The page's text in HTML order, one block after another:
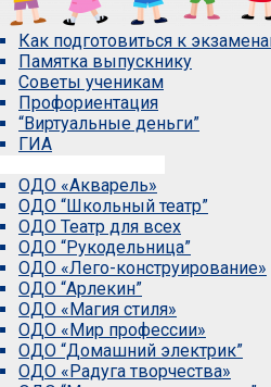
Как подготовиться к
Памятка выпускнику
Советы ученикам
Профориентация
“Виртуальные деньги”
ГИА
ОДО «Акварель»
ОДО “Школьный театр”
ОДО Театр для всех
ОДО “Рукодельница”
ОДО «Лего-конструирование»
ОДО “Арлекин”
ОДО «Магия стиля»
ОДО «Мир профессии»
ОДО “Домашний электрик”
ОДО «Радуга творчества»